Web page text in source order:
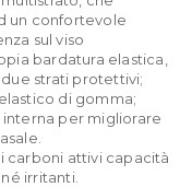
un confortevole
sul viso
bardatura elastica,
strati protettivi;
di gomma;
per migliorare
attivi capacità
irritanti.